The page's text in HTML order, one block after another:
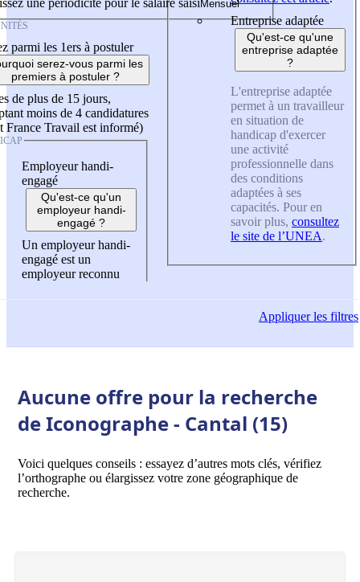
parmi les 1ers à postuler
serez-vous parmi les
premiers à postuler ?
de plus de 15 jours,
moins de 4 candidatures
France Travail est informé)
Employeur handi-
engagé
Qu'est-ce qu'un
employeur handi-
engagé ?
Un employeur handi-
engagé est un
employeur reconnu
Entreprise adaptée
Qu'est-ce qu'une
entreprise adaptée
?
L'entreprise adaptée
permet à un travailleur
en situation de
handicap d'exercer
une activité
professionnelle dans
des conditions
adaptées à ses
capacités. Pour en
savoir plus, consultez
le site de l’UNEA.
Appliquerles filtres
Aucune offre pour la recherche
de Iconographe - Cantal (15)
Voici quelques conseils : essayez d’autres mots clés, vérifiez
l’orthographe ou élargissez votre zone géographique de
recherche.